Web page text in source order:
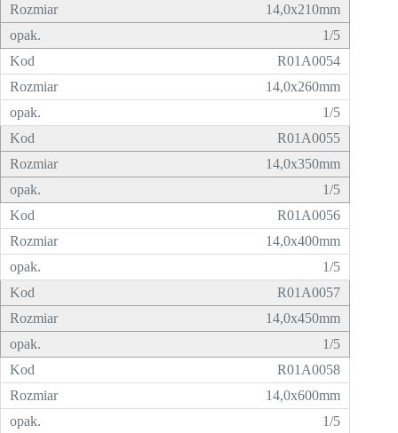
14,0x210mm
1/5
R01A0054
14,0x260mm
1/5
R01A0055
14,0x350mm
1/5
R01A0056
14,0x400mm
1/5
R01A0057
14,0x450mm
1/5
R01A0058
14,0x600mm
1/5